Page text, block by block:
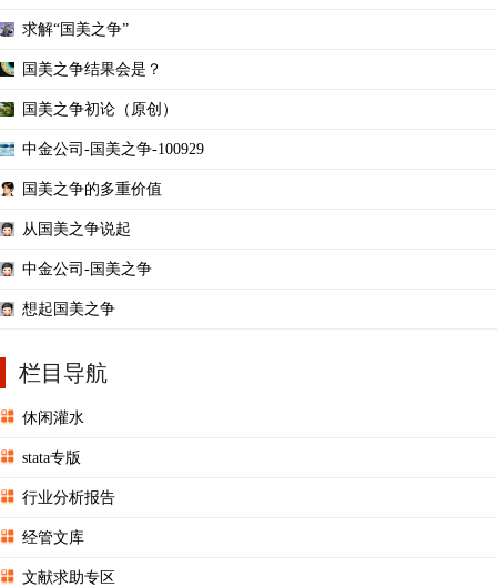
求解“国美之争”
国美之争结果会是？
国美之争初论（原创）
中金公司-国美之争-100929
国美之争的多重价值
从国美之争说起
中金公司-国美之争
想起国美之争
栏目导航
休闲灌水
stata专版
行业分析报告
经管文库
文献求助专区